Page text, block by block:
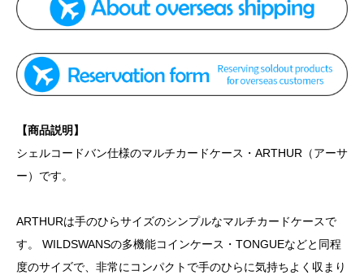
【商品説明】
シェルコードバン仕様のマルチカードケース・ARTHUR（アーサ
ー）です。
ARTHURは手のひらサイズのシンプルなマルチカードケースで
す。 WILDSWANSの多機能コインケース・TONGUEなどと同程
度のサイズで、非常にコンパクトで手のひらに気持ちよく収まり